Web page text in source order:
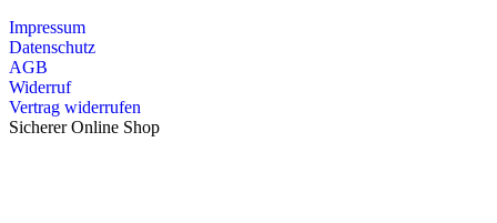
Impressum
Datenschutz
AGB
Widerruf
Vertrag widerrufen
Sicherer Online Shop